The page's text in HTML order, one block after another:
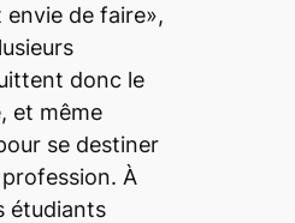
envie de faire»,
donc le
et même
se destiner
À
étudiants